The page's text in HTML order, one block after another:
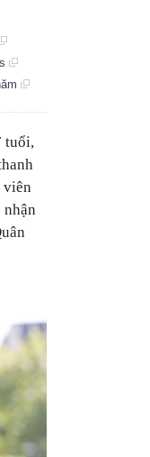
tuổi,
viên
nhận